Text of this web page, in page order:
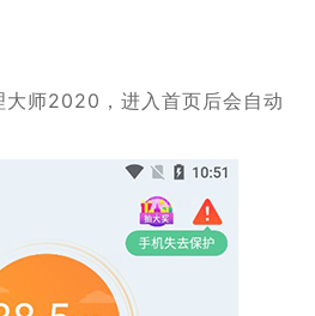
大师2020，进入首页后会自动